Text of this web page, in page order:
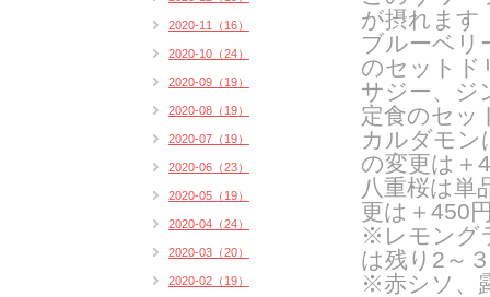
が摂れます
ブルーベリ
のセットド
サジー、ジ
定食のセッ
カルダモン
の変更は＋
八重桜は単
更は＋450
※レモング
は残り2～
※赤シソ、
2020-11（16）
2020-10（24）
2020-09（19）
2020-08（19）
2020-07（19）
2020-06（23）
2020-05（19）
2020-04（24）
2020-03（20）
2020-02（19）